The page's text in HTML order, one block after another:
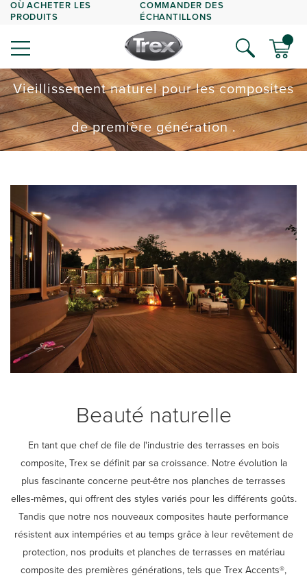
OÙ ACHETER LES
PRODUITS
COMMANDER DES
ÉCHANTILLONS
Vieillissement naturel pour les composites
de première génération .
Beauté naturelle
En tant que chef de file de l'industrie des terrasses en bois
composite, Trex se définit par sa croissance. Notre évolution la
plus fascinante concerne peut-être nos planches de terrasses
elles-mêmes, qui offrent des styles variés pour les différents goûts.
Tandis que notre nos nouveaux composites haute performance
résistent aux intempéries et au temps grâce à leur revêtement de
protection, nos produits et planches de terrasses en matériau
composite des premières générations, tels que Trex Accents®,